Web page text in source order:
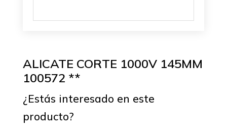
ALICATE CORTE 1000V 145MM
100572 **
¿Estás interesado en este
producto?